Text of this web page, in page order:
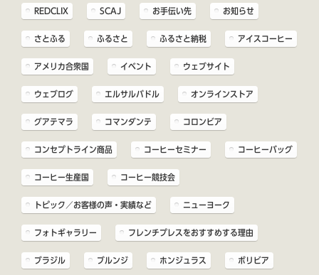
REDCLIX SCAJ お手伝い先 お知らせ
さとふる ふるさと ふるさと納税 アイスコーヒー
アメリカ合衆国 イベント ウェブサイト
ウェブログ エルサルバドル オンラインストア
グアテマラ コマンダンテ コロンビア
コンセプトライン商品 コーヒーセミナー コーヒーバッグ
コーヒー生産国 コーヒー競技会
トピック／お客様の声・実績など ニューヨーク
フォトギャラリー フレンチプレスをおすすめする理由
ブラジル ブルンジ ホンジュラス ボリビア